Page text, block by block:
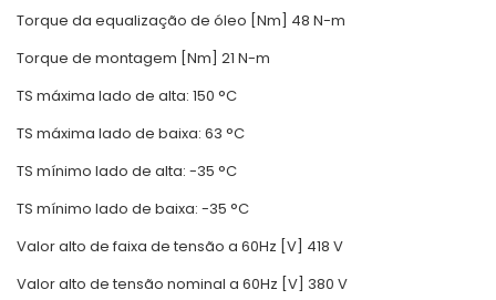
Torque da equalização de óleo [Nm] 48 N-m
Torque de montagem [Nm] 21 N-m
TS máxima lado de alta: 150 °C
TS máxima lado de baixa: 63 °C
TS mínimo lado de alta: -35 °C
TS mínimo lado de baixa: -35 °C
Valor alto de faixa de tensão a 60Hz [V] 418 V
Valor alto de tensão nominal a 60Hz [V] 380 V